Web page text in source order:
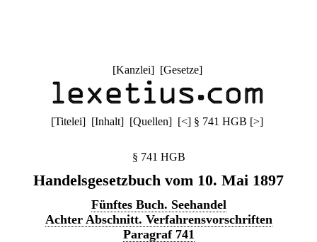
[Kanzlei] [Gesetze]
[Titelei] [Inhalt] [Quellen] [<] § 741 HGB [>]
§ 741 HGB
Handelsgesetzbuch vom 10. Mai 1897
Fünftes Buch. Seehandel
Achter Abschnitt. Verfahrensvorschriften
Paragraf 741